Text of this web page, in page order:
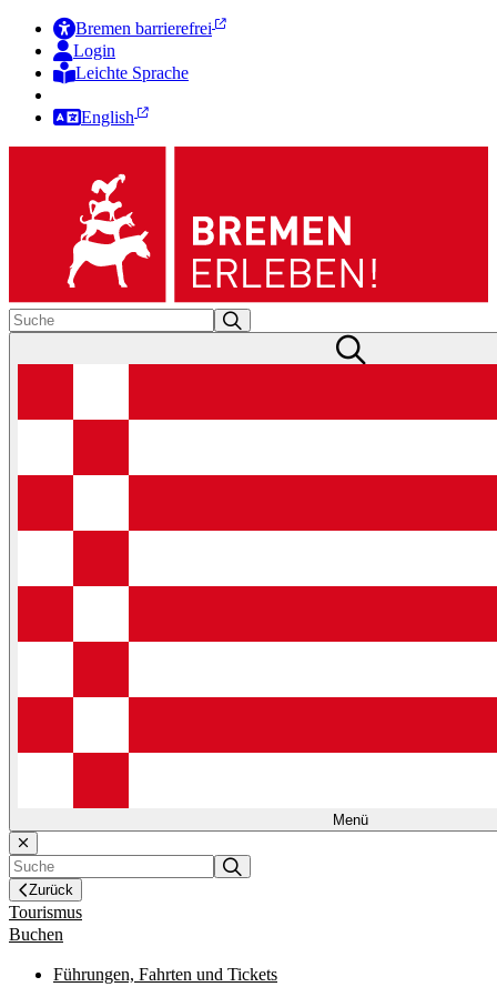
Bremen barrierefrei
Login
Leichte Sprache
English
Menü
Zurück
Tourismus
Buchen
Führungen, Fahrten und Tickets